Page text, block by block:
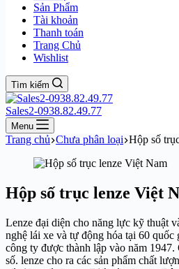
Sản Phẩm
Tài khoản
Thanh toán
Trang Chủ
Wishlist
Tìm kiếm
Sales2-0938.82.49.77
Menu
Trang chủ Chưa phân loại Hộp số
Hộp số trục lenze Việt
Lenze đại diện cho năng lực kỹ thuật
nghệ lái xe và tự động hóa tại 60
công ty được thành lập vào năm
số. lenze cho ra các sản phẩm chất